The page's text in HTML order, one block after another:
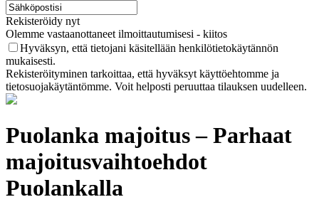
Rekisteröidy nyt
Olemme vastaanottaneet ilmoittautumisesi - kiitos
Hyväksyn, että tietojani käsitellään henkilötietokäytännön
mukaisesti.
Rekisteröityminen tarkoittaa, että hyväksyt käyttöehtomme ja
tietosuojakäytäntömme. Voit helposti peruuttaa tilauksen uudelleen.
Puolanka majoitus – Parhaat
majoitusvaihtoehdot
Puolankalla